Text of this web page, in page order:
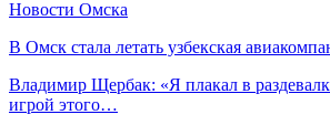
Новости Омска
В Омск стала летать узбекская
Владимир Щербак: «Я плакал в
игрой этого…